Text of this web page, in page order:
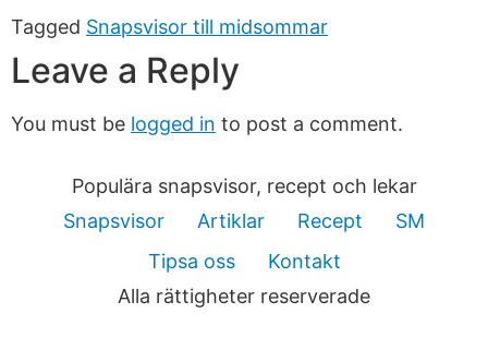
Tagged Snapsvisor till midsommar
Leave a Reply
You must be logged in to post a comment.
Populära snapsvisor, recept och lekar
Snapsvisor
Artiklar Recept
SM
Tipsa oss
Kontakt
Alla rättigheter reserverade